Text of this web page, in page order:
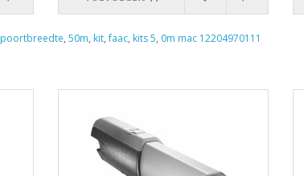
poortbreedte, 50m, kit,faac, kits 5, 0m mac 12204970111